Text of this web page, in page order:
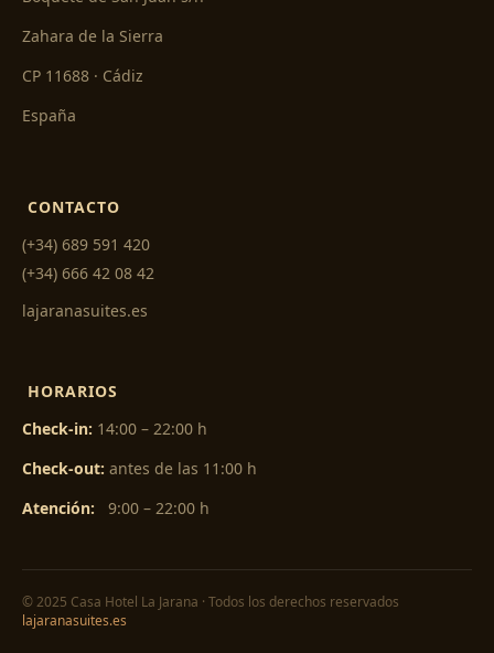
Zahara de la Sierra
CP 11688 · Cádiz
España
CONTACTO
(+34) 689 591 420
(+34) 666 42 08 42
lajaranasuites.es
HORARIOS
Check-in: 14:00 – 22:00 h
Check-out: antes de las 11:00 h
Atención: 9:00 – 22:00 h
© 2025 Casa Hotel La Jarana · Todos los derechos reservados
lajaranasuites.es